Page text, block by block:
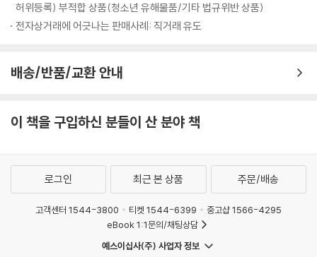
저는 공부할 때 공부하는 책 말고는 책상 위에서 다 치워요. 이것저것 많으
상에 안 둔답니다. 책상을 깨끗이 해보세요. 공부가 더 잘될 거예요.
허위등록) 부적합 상품(청소년 유해물품/기타 법규위반 상품)
전자상거래에 어긋나는 판매사례: 직거래 유도
배송/반품/교환 안내
이 책을 구입하신 분들이 산 분야 책
로그인 최근 본 상품 주문/배송
고객센터 1544-3800 티켓 1544-6399
중고샵 1566-4295
eBook 1:1문의/채팅상담
예스이십사(주) 사업자 정보